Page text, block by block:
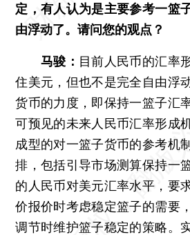
定，有人认为是主要参考一篮
由浮动了。请问您的观点？
马骏： 目前人民币的汇率
住美元，但也不是完全自由浮
货币的力度，即保持一篮子汇
可预见的未来人民币汇率形成
成型的对一篮子货币的参考机
排，包括引导市场测算保持一
的人民币对美元汇率水平，要
价报价时考虑稳定篮子的需要
调节时维护篮子稳定的策略。